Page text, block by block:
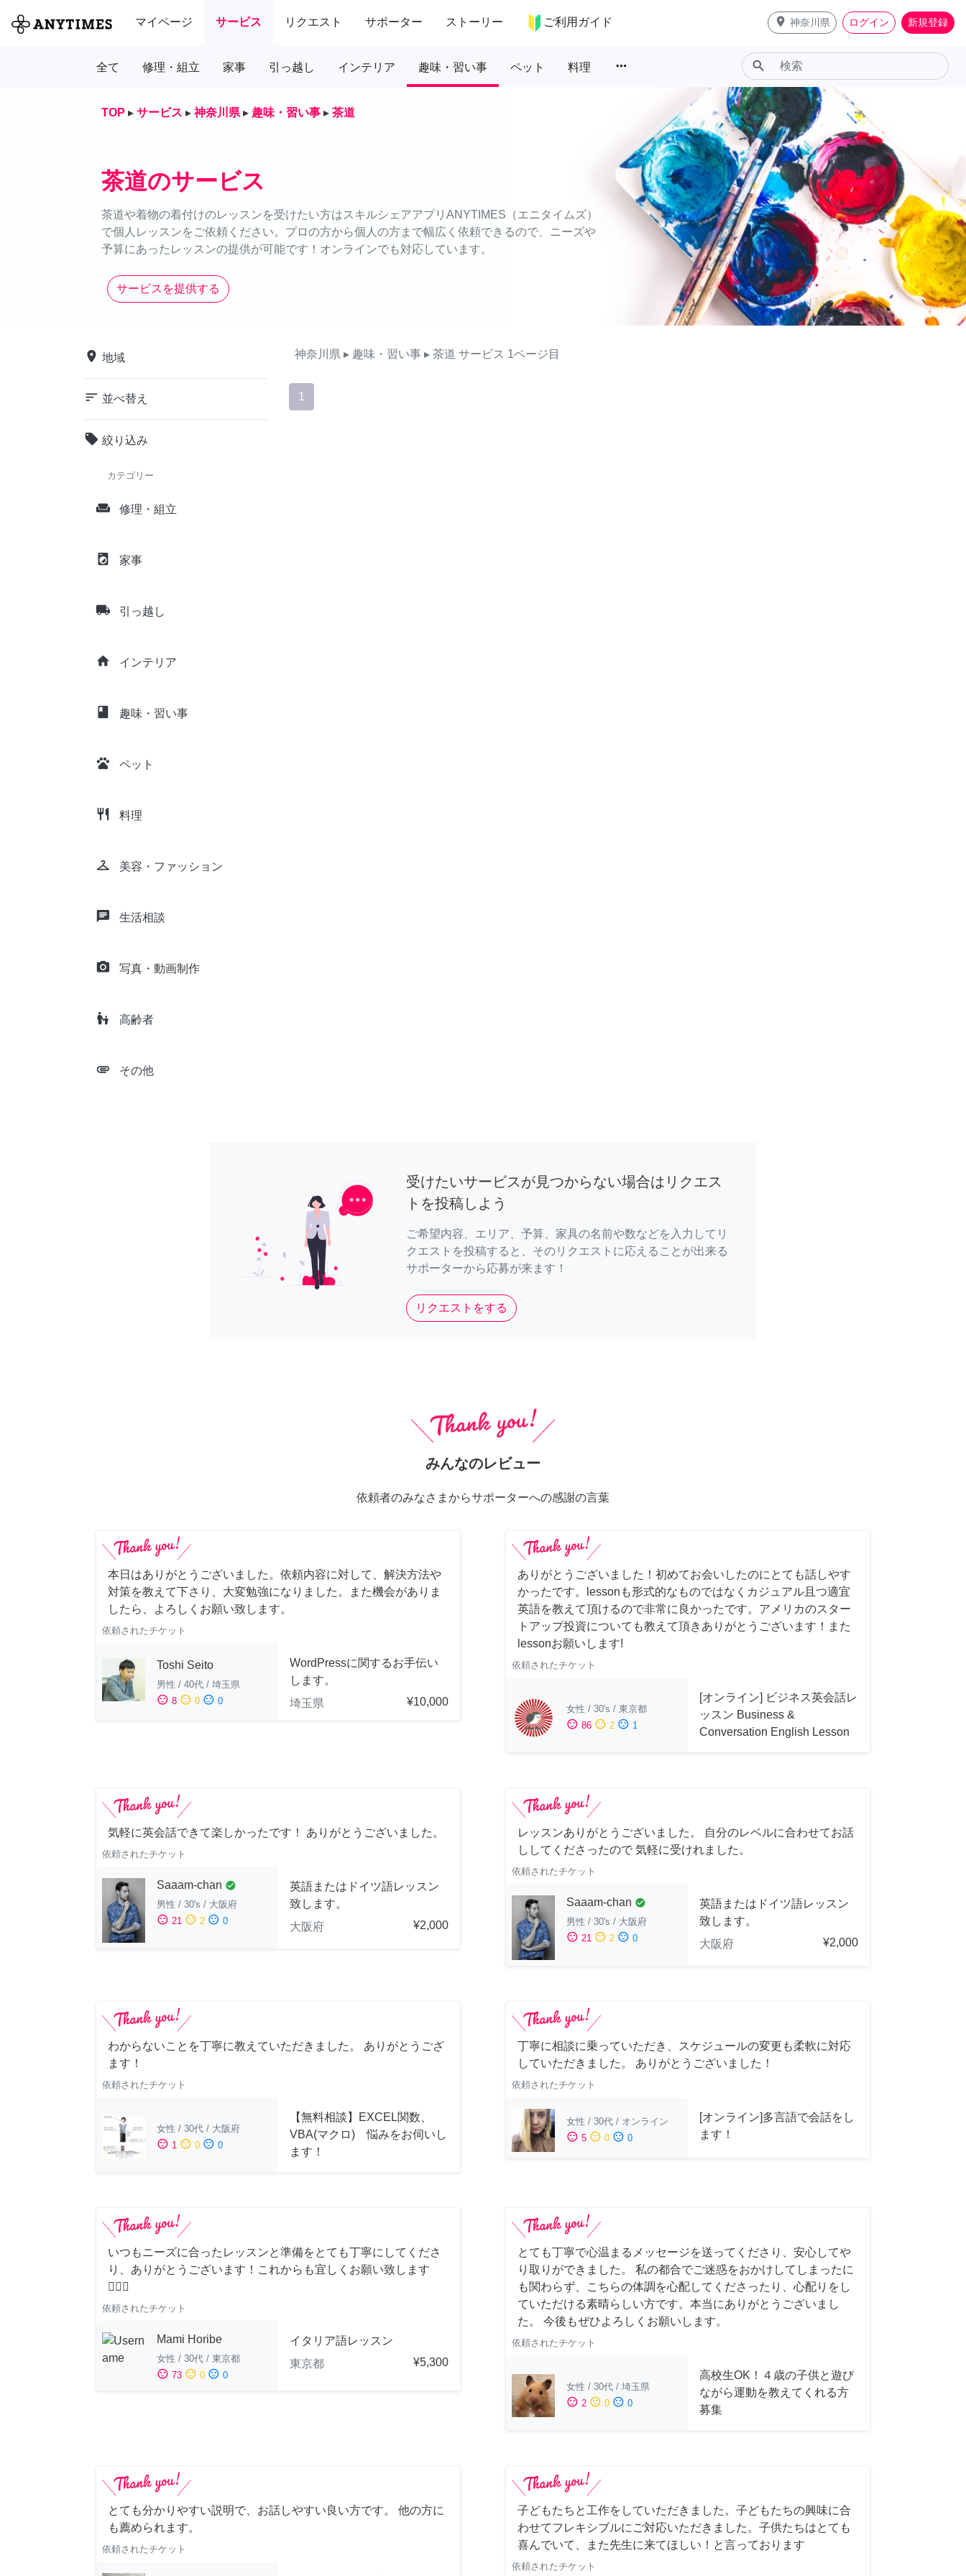
マイページ サービス リクエスト サポーター ストーリー ご利用ガイド place 神奈川県 ログイン 新規登録
全て 修理・組立 家事 引っ越し インテリア 趣味・習い事 ペット 料理 more_horiz search
TOP ▸ サービス ▸ 神奈川県 ▸ 趣味・習い事 ▸ 茶道
茶道のサービス
茶道や着物の着付けのレッスンを受けたい方はスキルシェアアプリANYTIMES（エニタイムズ）
で個人レッスンをご依頼ください。プロの方から個人の方まで幅広く依頼できるので、ニーズや
予算にあったレッスンの提供が可能です！オンラインでも対応しています。
サービスを提供する
place 地域
sort 並べ替え
local_offer 絞り込み
カテゴリー
weekend 修理・組立
local_laundry_service 家事
local_shipping 引っ越し
home インテリア
class 趣味・習い事
pets ペット
restaurant 料理
checkroom 美容・ファッション
chat 生活相談
camera_alt 写真・動画制作
escalator_warning 高齢者
attachment その他
神奈川県 ▸ 趣味・習い事 ▸ 茶道 サービス 1ページ目
1
受けたいサービスが見つからない場合はリクエス
トを投稿しよう
ご希望内容、エリア、予算、家具の名前や数などを入力してリ
クエストを投稿すると、そのリクエストに応えることが出来る
サポーターから応募が来ます！
リクエストをする
みんなのレビュー
依頼者のみなさまからサポーターへの感謝の言葉
本日はありがとうございました。依頼内容に対して、解決方法や
対策を教えて下さり、大変勉強になりました。また機会がありま
したら、よろしくお願い致します。
依頼されたチケット
Toshi Seito
男性 / 40代 / 埼玉県
sentiment_satisfied 8 sentiment_neutral 0 sentiment_dissatisfied 0
WordPressに関するお手伝い
します。
埼玉県
¥10,000
ありがとうございました！初めてお会いしたのにとても話しやす
かったです。lessonも形式的なものではなくカジュアル且つ適宜
英語を教えて頂けるので非常に良かったです。アメリカのスター
トアップ投資についても教えて頂きありがとうございます！また
lessonお願いします!
依頼されたチケット
女性 / 30's / 東京都
sentiment_satisfied 86 sentiment_neutral 2 sentiment_dissatisfied 1
[オンライン] ビジネス英会話レ
ッスン Business &
Conversation English Lesson
気軽に英会話できて楽しかったです！ ありがとうございました。
依頼されたチケット
Saaam-chan check_circle
男性 / 30's / 大阪府
sentiment_satisfied 21 sentiment_neutral 2 sentiment_dissatisfied 0
英語またはドイツ語レッスン
致します。
大阪府
¥2,000
レッスンありがとうございました。 自分のレベルに合わせてお話
ししてくださったので 気軽に受けれました。
依頼されたチケット
Saaam-chan check_circle
男性 / 30's / 大阪府
sentiment_satisfied 21 sentiment_neutral 2 sentiment_dissatisfied 0
英語またはドイツ語レッスン
致します。
大阪府
¥2,000
わからないことを丁寧に教えていただきました。 ありがとうござ
ます！
依頼されたチケット
女性 / 30代 / 大阪府
sentiment_satisfied 1 sentiment_neutral 0 sentiment_dissatisfied 0
【無料相談】EXCEL関数、
VBA(マクロ) 悩みをお伺いし
ます！
丁寧に相談に乗っていただき、スケジュールの変更も柔軟に対応
していただきました。 ありがとうございました！
依頼されたチケット
女性 / 30代 / オンライン
sentiment_satisfied 5 sentiment_neutral 0 sentiment_dissatisfied 0
[オンライン]多言語で会話をし
ます！
いつもニーズに合ったレッスンと準備をとても丁寧にしてくださ
り、ありがとうございます！これからも宜しくお願い致します
🙇‍♀️✨
依頼されたチケット
Mami Horibe
女性 / 30代 / 東京都
sentiment_satisfied 73 sentiment_neutral 0 sentiment_dissatisfied 0
イタリア語レッスン
東京都
¥5,300
とても丁寧で心温まるメッセージを送ってくださり、安心してや
り取りができました。 私の都合でご迷惑をおかけしてしまったに
も関わらず、こちらの体調を心配してくださったり、心配りをし
ていただける素晴らしい方です。本当にありがとうございまし
た。 今後もぜひよろしくお願いします。
依頼されたチケット
女性 / 30代 / 埼玉県
sentiment_satisfied 2 sentiment_neutral 0 sentiment_dissatisfied 0
高校生OK！４歳の子供と遊び
ながら運動を教えてくれる方
募集
とても分かりやすい説明で、お話しやすい良い方です。 他の方に
も薦められます。
依頼されたチケット
子どもたちと工作をしていただきました。子どもたちの興味に合
わせてフレキシブルにご対応いただきました。子供たちはとても
喜んでいて、また先生に来てほしい！と言っております
依頼されたチケット